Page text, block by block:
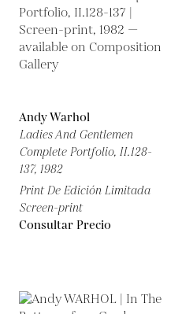
Andy Warhol
Ladies And Gentlemen
Complete Portfolio, II.128-
137, 1982
Print De Edición Limitada
Screen-print
Consultar Precio